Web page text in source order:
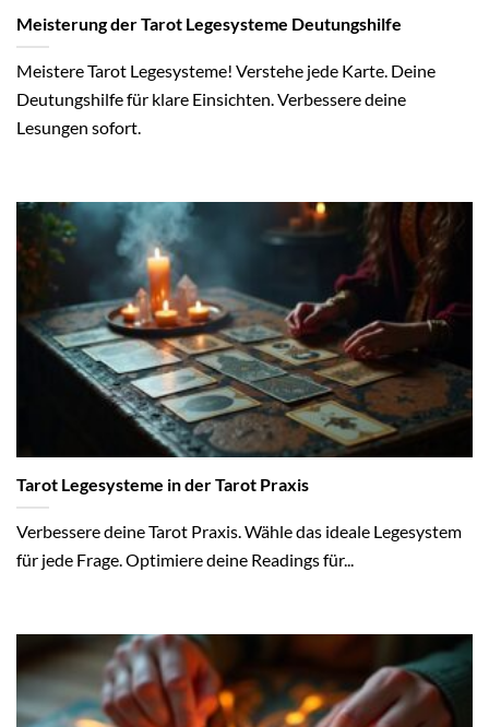
Meisterung der Tarot Legesysteme Deutungshilfe
Meistere Tarot Legesysteme! Verstehe jede Karte. Deine
Deutungshilfe für klare Einsichten. Verbessere deine
Lesungen sofort.
Tarot Legesysteme in der Tarot Praxis
Verbessere deine Tarot Praxis. Wähle das ideale Legesystem
für jede Frage. Optimiere deine Readings für...